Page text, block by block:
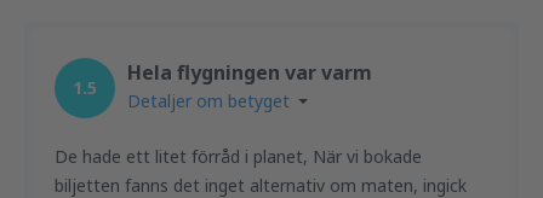
1.5
Hela flygningen var varm
Detaljer om betyget
De hade ett litet förråd i planet, När vi bokade
biljetten fanns det inget alternativ om maten, ingick